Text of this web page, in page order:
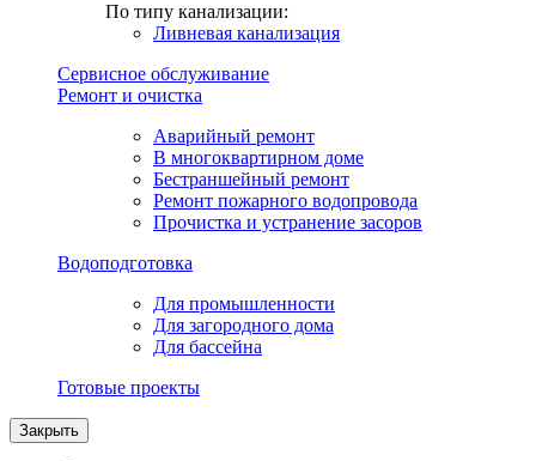
По типу канализации:
Ливневая канализация
Сервисное обслуживание
Ремонт и очистка
Аварийный ремонт
В многоквартирном доме
Бестраншейный ремонт
Ремонт пожарного водопровода
Прочистка и устранение засоров
Водоподготовка
Для промышленности
Для загородного дома
Для бассейна
Готовые проекты
Закрыть